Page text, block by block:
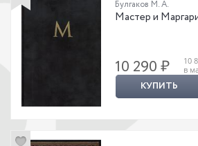
Булгаков М. А.
Мастер и
10 290 ₽
10
в
КУПИТЬ